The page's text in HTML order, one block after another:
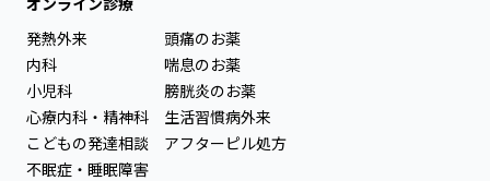
発熱外来
内科
小児科
心療内科・精神科
こどもの発達相談
不眠症・睡眠障害
頭痛のお薬
喘息のお薬
膀胱炎のお薬
生活習慣病外来
アフターピル処方